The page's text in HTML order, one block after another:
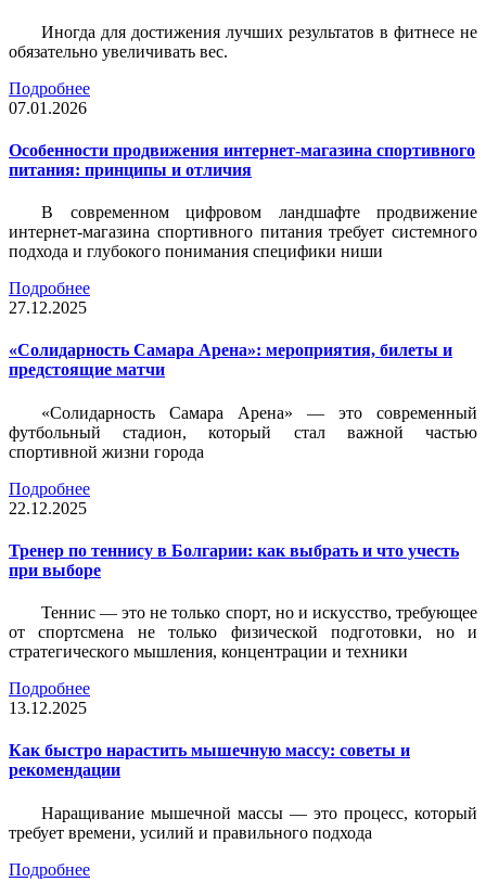
Иногда для достижения лучших результатов в фитнесе не
обязательно увеличивать вес.
Подробнее
07.01.2026
Особенности продвижения интернет-магазина спортивного
питания: принципы и отличия
В современном цифровом ландшафте продвижение
интернет-магазина спортивного питания требует системного
подхода и глубокого понимания специфики ниши
Подробнее
27.12.2025
«Солидарность Самара Арена»: мероприятия, билеты и
предстоящие матчи
«Солидарность Самара Арена» — это современный
футбольный стадион, который стал важной частью
спортивной жизни города
Подробнее
22.12.2025
Тренер по теннису в Болгарии: как выбрать и что учесть
при выборе
Теннис — это не только спорт, но и искусство, требующее
от спортсмена не только физической подготовки, но и
стратегического мышления, концентрации и техники
Подробнее
13.12.2025
Как быстро нарастить мышечную массу: советы и
рекомендации
Наращивание мышечной массы — это процесс, который
требует времени, усилий и правильного подхода
Подробнее